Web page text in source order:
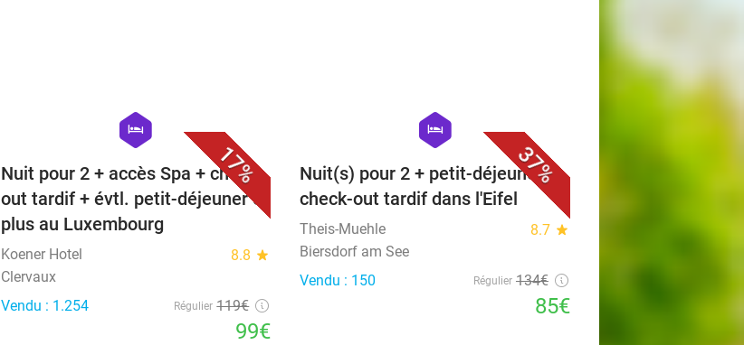
17%
hexagon
hotel
Nuit pour 2 + accès Spa + check-
out tardif + évtl. petit-déjeuner et
plus au Luxembourg
Koener Hotel 8.8 star
Clervaux
Vendu : 1.254
Régulier 119€
99€
37%
hexagon
hotel
Nuit(s) pour 2 + petit-déjeuner +
check-out tardif dans l'Eifel
Theis-Muehle 8.7 star
Biersdorf am See
Vendu : 150
Régulier 134€
85€